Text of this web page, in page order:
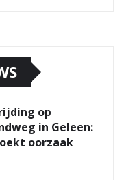
op
in Geleen:
oorzaak